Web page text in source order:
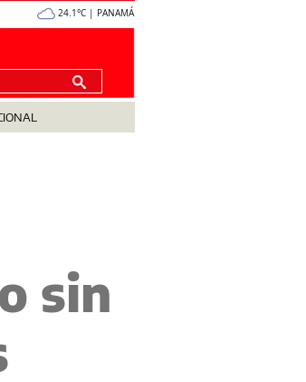
24.1°C | PANAMÁ
sin